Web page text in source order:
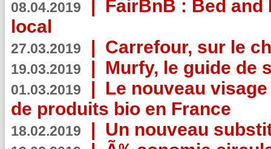
08.04.2019 | FairBnB : Bed
local
27.03.2019 | Carrefour, sur le
19.03.2019 | Murfy, le guide de
01.03.2019 | Le nouveau
de produits bio en France
18.02.2019 | Un nouveau